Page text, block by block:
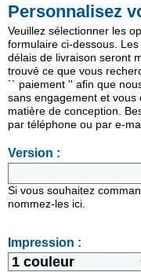
Personnalisez
Veuillez sélectionner les
formulaire ci-dessous.
délais de livraison seront
trouvé ce que vous
`` paiement '' afin que
sans engagement et vous
matière de conception.
par téléphone ou par e-
Version :
Si vous souhaitez
nommez-les ici.
Impression :